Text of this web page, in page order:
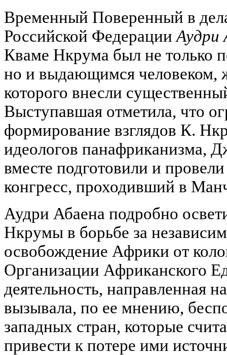
Временный Поверенный в
Российской ФедерацииАудри
Кваме Нкрума был не только
но и выдающимся человеком,
которого внесли
Выступавшая отметила, что
формирование взглядов К.
идеологов панафриканизма,
вместе подготовили и
конгресс, проходивший в
Аудри Абаена подробно
Нкрумы в борьбе за
освобождение Африки от
Организации Африканского
деятельность, направленная
вызывала, по ее мнению,
западных стран, которые
привести к потере ими